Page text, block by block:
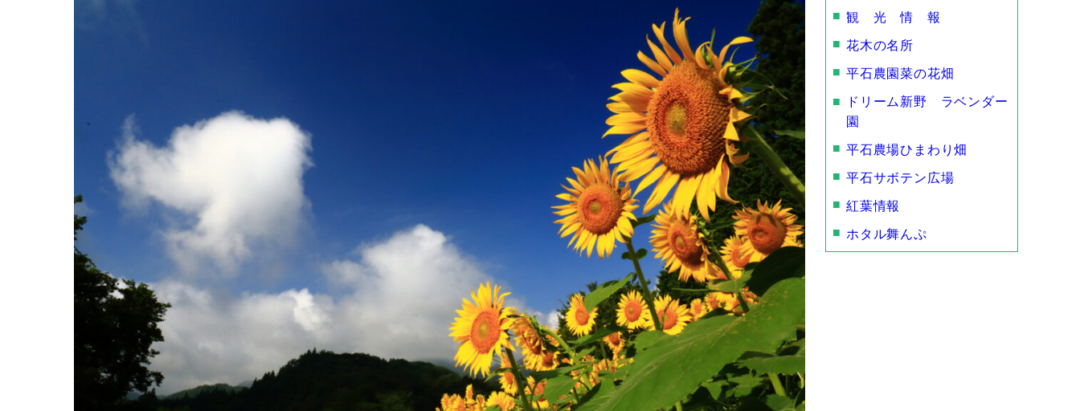
観 光 情 報
花木の名所
平石農園菜の花畑
ドリーム新野 ラベンダー
園
平石農場ひまわり畑
平石サボテン広場
紅葉情報
ホタル舞んぷ